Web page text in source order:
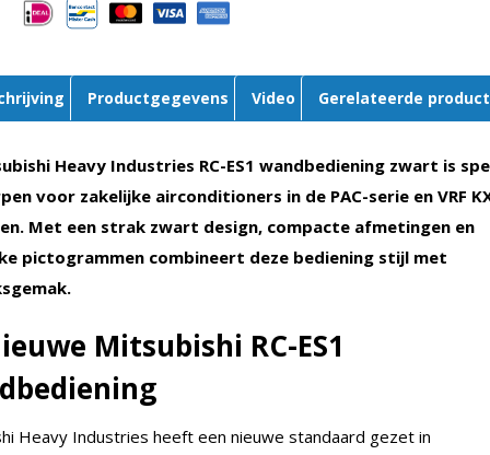
Productgegevens Video Gerelateerde
Heavy Industries RC-ES1 wandbediening zwart is
voor zakelijke airconditioners in de PAC-serie en VRF
Met een strak zwart design, compacte afmetingen en
pictogrammen combineert deze bediening stijl met
Mitsubishi RC-ES1
Heavy Industries heeft een nieuwe standaard gezet in